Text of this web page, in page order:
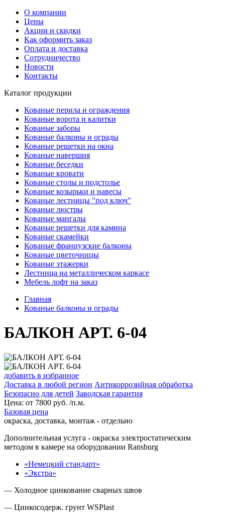
О компании
Цены
Акции и скидки
Как оформить заказ
Оплата и доставка
Сотрудничество
Новости
Контакты
Каталог продукции
Кованые перила и ограждения
Кованые ворота и калитки
Кованые заборы
Кованые балконы и ограды
Кованые решетки на окна
Кованые навершия
Кованые беседки
Кованые кровати
Кованые столы и подстолье
Кованые козырьки и навесы
Кованые лестницы "под ключ"
Кованые люстры
Кованые мангалы
Кованые решетки для камина
Кованые скамейки
Кованые французские балконы
Кованые цветочницы
Кованые этажерки
Лестница на металлическом каркасе
Мебель лофт на заказ
Главная
Кованые балконы и ограды
БАЛКОН АРТ. 6-04
добавить в избранное
Доставка в любой регион Антикоррозийная обработка
Безопасно для детей Заводская гарантия
Цена: от 7800 руб. /п.м.
Базовая цена
окраска, доставка, монтаж - отдельно
Дополнительная услуга - окраска электростатическим
методом в камере на оборудовании Ransburg
«Немецкий стандарт»
«Экстра»
— Холодное цинкование сварных швов
— Цинкосодерж. грунт WSPlast